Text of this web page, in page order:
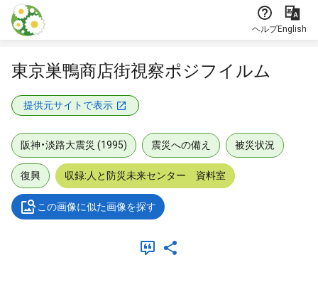
本文に飛ぶ
ヘルプEnglish
東京巣鴨商店街視察ポジフイルム
提供元サイトで表示
阪神・淡路大震災 (1995) 震災への備え 被災状況
復興 収録:人と防災未来センター 資料室
この画像に似た画像を探す